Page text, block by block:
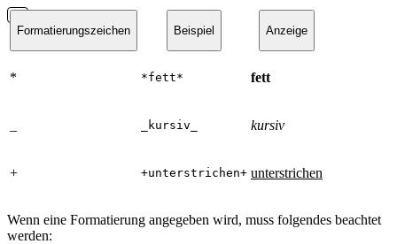
Formatierungszeichen Beispiel Anzeige
* *fett* fett
_kursiv_ kursiv
+ +unterstrichen+ unterstrichen
Wenn eine Formatierung angegeben wird, muss folgendes beachtet
werden: